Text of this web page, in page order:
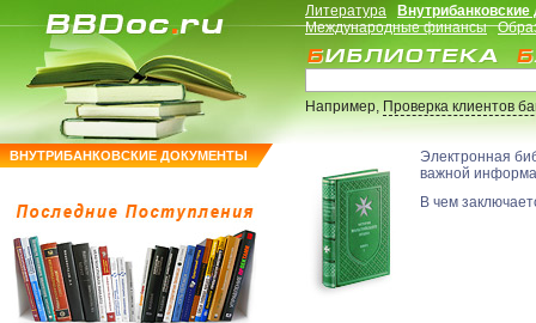
ВНУТРИБАНКОВСКИЕ ДОКУМЕНТЫ
Литература
Международные финансы
Например,Проверка клиентов
Электронная
важной
В чем